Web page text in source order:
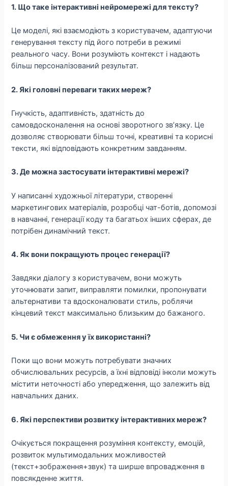
1. Що таке інтерактивні нейромережі для тексту?
Це моделі, які взаємодіють з користувачем, адаптуючи
генерування тексту під його потреби в режимі
реального часу. Вони розуміють контекст і надають
більш персоналізований результат.
2. Які головні переваги таких мереж?
Гнучкість, адаптивність, здатність до
самовдосконалення на основі зворотного зв’язку. Це
дозволяє створювати більш точні, креативні та корисні
тексти, які відповідають конкретним завданням.
3. Де можна застосувати інтерактивні мережі?
У написанні художньої літератури, створенні
маркетингових матеріалів, розробці чат-ботів, допомозі
в навчанні, генерації коду та багатьох інших сферах, де
потрібен динамічний текст.
4. Як вони покращують процес генерації?
Завдяки діалогу з користувачем, вони можуть
уточнювати запит, виправляти помилки, пропонувати
альтернативи та вдосконалювати стиль, роблячи
кінцевий текст максимально близьким до бажаного.
5. Чи є обмеження у їх використанні?
Поки що вони можуть потребувати значних
обчислювальних ресурсів, а їхні відповіді інколи можуть
містити неточності або упередження, що залежить від
навчальних даних.
6. Які перспективи розвитку інтерактивних мереж?
Очікується покращення розуміння контексту, емоцій,
розвиток мультимодальних можливостей
(текст+зображення+звук) та ширше впровадження в
повсякденне життя.